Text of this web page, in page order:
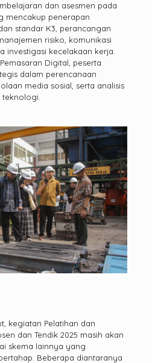
dan asesmen pada
mencakup penerapan
standar K3, perancangan
risiko, komunikasi
investigasi kecelakaan kerja.
Digital, peserta
dalam perencanaan
media sosial, serta analisis
kegiatan Pelatihan dan
dan Tendik 2025 masih akan
skema lainnya yang
Beberapa diantaranya